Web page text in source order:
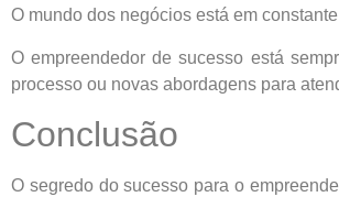
O mundo dos negócios está em
O empreendedor de sucesso está
processo ou novas abordagens para
Conclusão
O segredo do sucesso para o